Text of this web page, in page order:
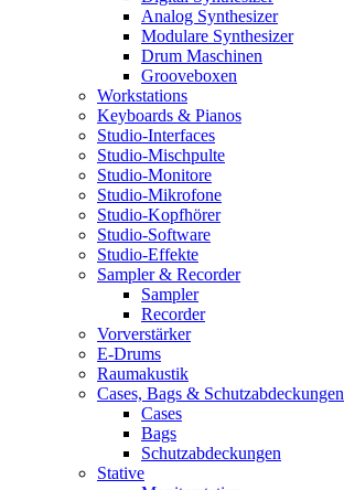
Analog Synthesizer
Modulare Synthesizer
Drum Maschinen
Grooveboxen
Workstations
Keyboards & Pianos
Studio-Interfaces
Studio-Mischpulte
Studio-Monitore
Studio-Mikrofone
Studio-Kopfhörer
Studio-Software
Studio-Effekte
Sampler & Recorder
Sampler
Recorder
Vorverstärker
E-Drums
Raumakustik
Cases, Bags & Schutzabdeckungen
Cases
Bags
Schutzabdeckungen
Stative